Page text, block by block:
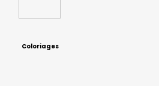
Coloriages